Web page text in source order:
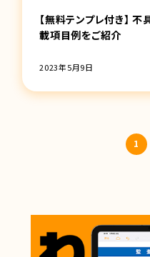
【無料テンプレ付き】
載項目例をご紹介
2023年5月9日
1